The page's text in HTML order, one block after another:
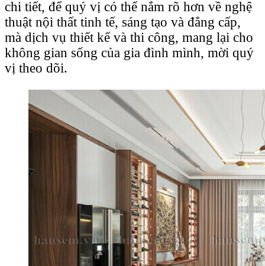
chi tiết, để quý vị có thể nắm rõ hơn về nghệ
thuật nội thất tinh tế, sáng tạo và đẳng cấp,
mà dịch vụ thiết kế và thi công, mang lại cho
không gian sống của gia đình mình, mời quý
vị theo dõi.